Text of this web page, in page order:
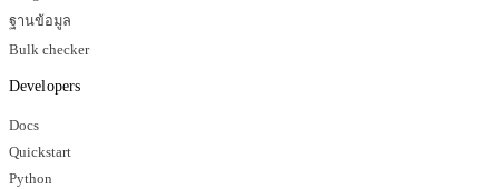
ฐานข้อมูล
Bulk checker
Developers
Docs
Quickstart
Python